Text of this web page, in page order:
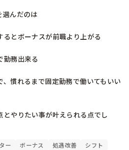
選んだのは
るとボーナスが前職より上がる
勤務出来る
慣れるまで固定勤務で働いてもいい
とやりたい事が叶えられる点でし
ー ボーナス 処遇改善 シフト